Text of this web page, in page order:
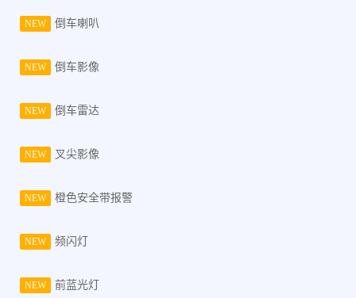
NEW 倒车喇叭
NEW 倒车影像
NEW 倒车雷达
NEW 叉尖影像
NEW 橙色安全带报警
NEW 频闪灯
NEW 前蓝光灯